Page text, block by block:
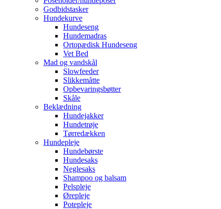
Godbidstasker
Hundekurve
Hundeseng
Hundemadras
Ortopædisk Hundeseng
Vet Bed
Mad og vandskål
Slowfeeder
Slikkemåtte
Opbevaringsbøtter
Skåle
Beklædning
Hundejakker
Hundetrøje
Tørredækken
Hundepleje
Hundebørste
Hundesaks
Neglesaks
Shampoo og balsam
Pelspleje
Ørepleje
Potepleje